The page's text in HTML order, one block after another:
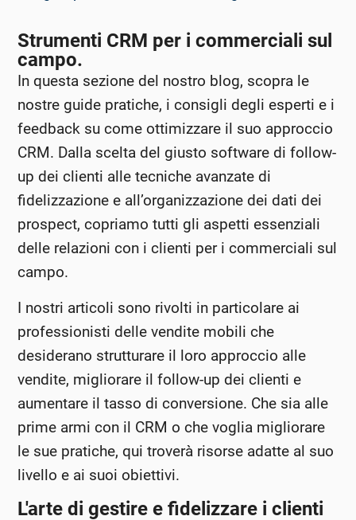
Strumenti CRM per i commerciali sul
campo.
In questa sezione del nostro blog, scopra le
nostre guide pratiche, i consigli degli esperti e i
feedback su come ottimizzare il suo approccio
CRM. Dalla scelta del giusto software di follow-
up dei clienti alle tecniche avanzate di
fidelizzazione e all’organizzazione dei dati dei
prospect, copriamo tutti gli aspetti essenziali
delle relazioni con i clienti per i commerciali sul
campo.
I nostri articoli sono rivolti in particolare ai
professionisti delle vendite mobili che
desiderano strutturare il loro approccio alle
vendite, migliorare il follow-up dei clienti e
aumentare il tasso di conversione. Che sia alle
prime armi con il CRM o che voglia migliorare
le sue pratiche, qui troverà risorse adatte al suo
livello e ai suoi obiettivi.
L'arte di gestire e fidelizzare i clienti